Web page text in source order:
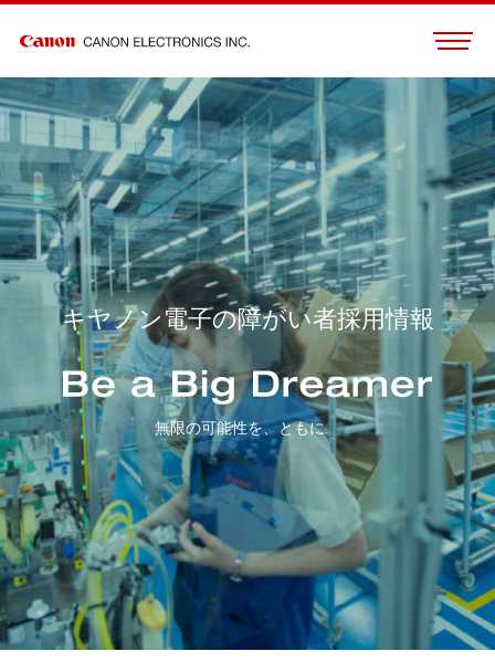
キヤノン電子の障がい者採用情報
無限の可能性を、ともに。